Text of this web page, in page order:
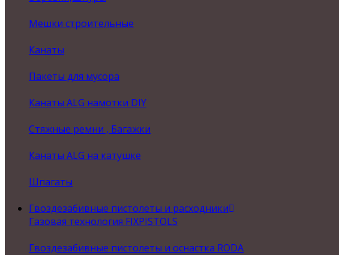
Мешки строительные
Канаты
Пакеты для мусора
Канаты ALG намотки DIY
Стяжные ремни , Багажки
Канаты ALG на катушке
Шпагаты
Гвоздезабивные пистолеты и расходники
Газовая технология FIXPISTOLS
Гвоздезабивные пистолеты и оснастка RODA